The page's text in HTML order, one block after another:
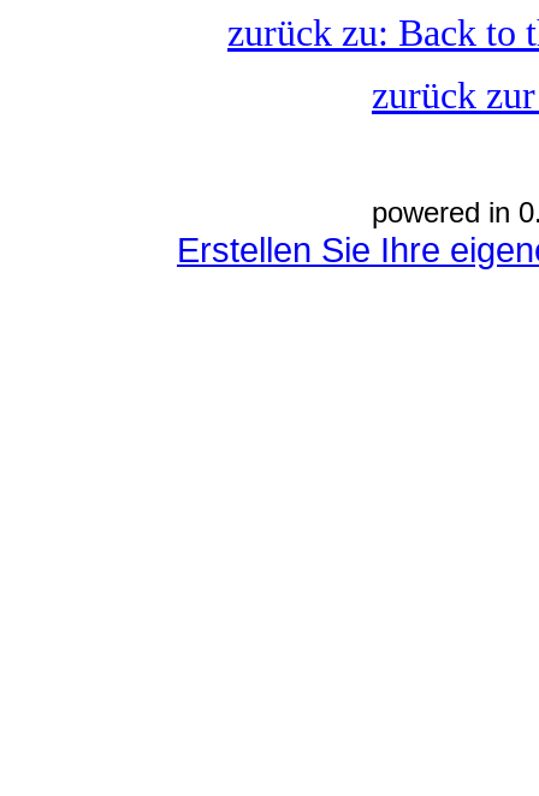
zurück zu: Back to
zurück
powered in
Erstellen Sie Ihre